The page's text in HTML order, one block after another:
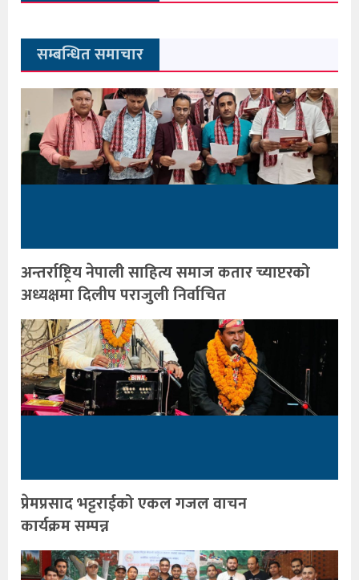
सम्बन्धित समाचार
अन्तर्राष्ट्रिय नेपाली साहित्य समाज कतार च्याप्टरको
अध्यक्षमा दिलीप पराजुली निर्वाचित
प्रेमप्रसाद भट्टराईको एकल गजल वाचन
कार्यक्रम सम्पन्न